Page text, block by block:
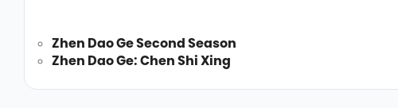
Zhen Dao Ge Second Season
Zhen Dao Ge: Chen Shi Xing